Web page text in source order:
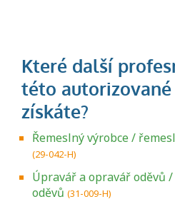
Řemeslný výrobce /
(29-042-H)
Úpravář a opravář oděvů
oděvů (31-009-H)